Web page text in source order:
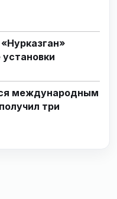
международным
три